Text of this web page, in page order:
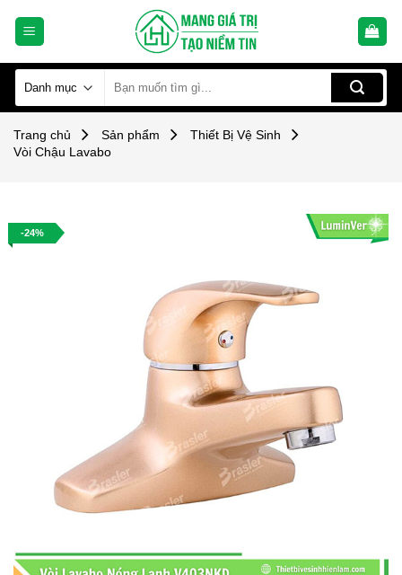
kiếm:
Trang chủ Sản phẩm
Thiết Bị Vệ Sinh
Vòi Chậu Lavabo
-24%